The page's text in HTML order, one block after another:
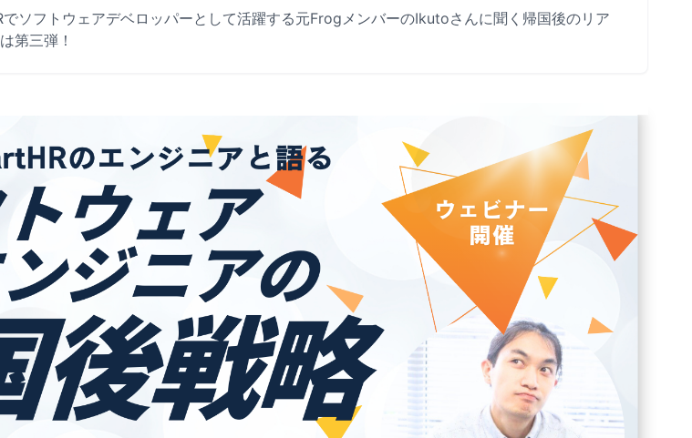
ソフトウェアデベロッパーとして活躍する元FrogメンバーのIkutoさんに聞く帰国後のリア
第三弾！